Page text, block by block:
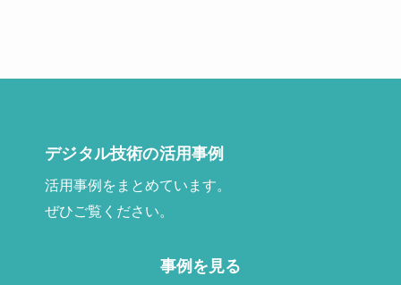
デジタル技術の活用事例
活用事例をまとめています。
ぜひご覧ください。
事例を見る